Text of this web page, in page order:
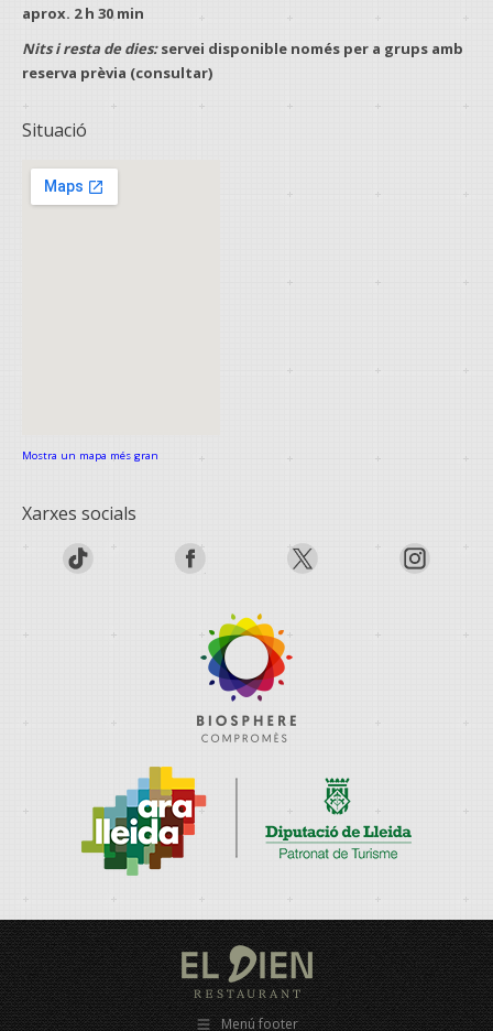
aprox. 2 h 30 min
Nits i resta de dies:servei disponible només per a grups amb
reserva prèvia (consultar)
Situació
Mostra un mapa més gran
Xarxes socials
Menú footer